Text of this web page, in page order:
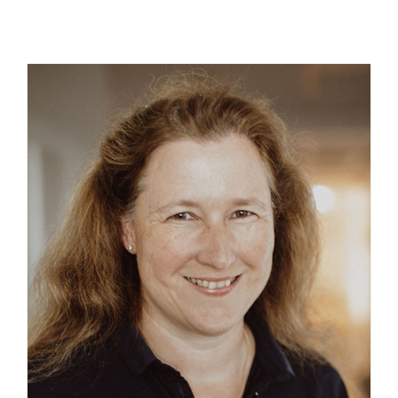
stetig weiterentwickelt und perfektioniert.
Durch Implantation eines kleinen Stents
(z.B. i-Stent inject ™ -- link auf die
website!) in den Kammerwinkel wird der
Abflusswiderstand überwunden und es
kommt zu einer gleichmäßigen
Druckregulierung.
Bei fortgeschrittenen Glaukomschäden
oder nicht regulierbaren Druckwerten
können auch größere chirurgische
Eingriffe notwendig sein.